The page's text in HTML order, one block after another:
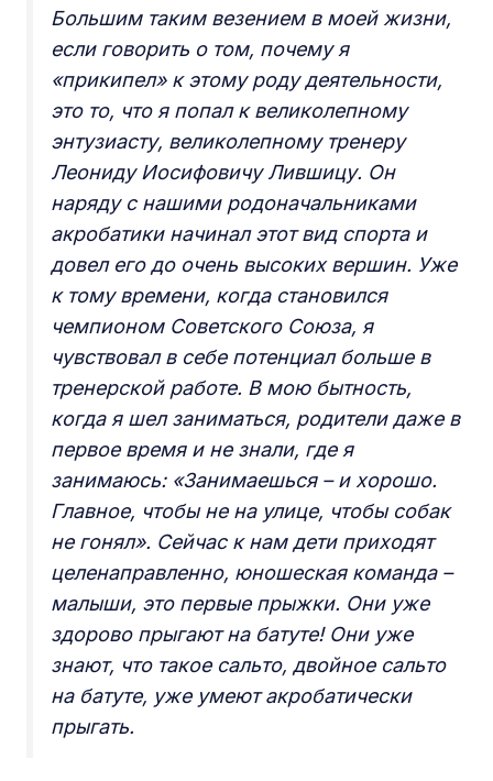
Большим таким везением в моей жизни,
если говорить о том, почему я
«прикипел» к этому роду деятельности,
это то, что я попал к великолепному
энтузиасту, великолепному тренеру
Леониду Иосифовичу Лившицу. Он
наряду с нашими родоначальниками
акробатики начинал этот вид спорта и
довел его до очень высоких вершин. Уже
к тому времени, когда становился
чемпионом Советского Союза, я
чувствовал в себе потенциал больше в
тренерской работе. В мою бытность,
когда я шел заниматься, родители даже в
первое время и не знали, где я
занимаюсь: «Занимаешься – и хорошо.
Главное, чтобы не на улице, чтобы собак
не гонял». Сейчас к нам дети приходят
целенаправленно, юношеская команда –
малыши, это первые прыжки. Они уже
здорово прыгают на батуте! Они уже
знают, что такое сальто, двойное сальто
на батуте, уже умеют акробатически
прыгать.